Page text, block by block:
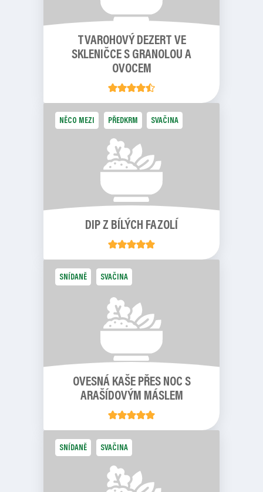
TVAROHOVÝ DEZERT VE
SKLENIČCE S GRANOLOU A
OVOCEM
NĚCO MEZI PŘEDKRM SVAČINA
DIP Z BÍLÝCH FAZOLÍ
SNÍDANĚ SVAČINA
OVESNÁ KAŠE PŘES NOC S
ARAŠÍDOVÝM MÁSLEM
SNÍDANĚ SVAČINA